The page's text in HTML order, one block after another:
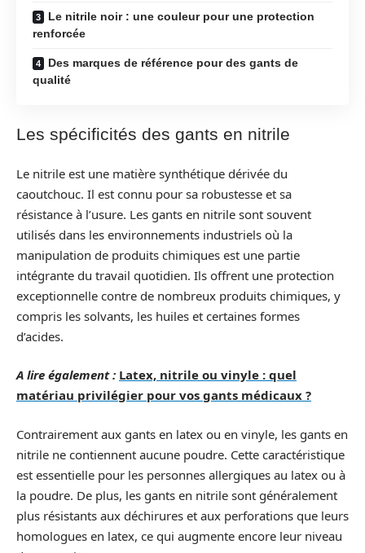
Le nitrile noir : une couleur pour une protection
renforcée
Des marques de référence pour des gants de
qualité
Les spécificités des gants en nitrile
Le nitrile est une matière synthétique dérivée du
caoutchouc. Il est connu pour sa robustesse et sa
résistance à l’usure. Les gants en nitrile sont souvent
utilisés dans les environnements industriels où la
manipulation de produits chimiques est une partie
intégrante du travail quotidien. Ils offrent une protection
exceptionnelle contre de nombreux produits chimiques, y
compris les solvants, les huiles et certaines formes
d’acides.
A lire également : Latex, nitrile ou vinyle : quel
matériau privilégier pour vos gants médicaux ?
Contrairement aux gants en latex ou en vinyle, les gants en
nitrile ne contiennent aucune poudre. Cette caractéristique
est essentielle pour les personnes allergiques au latex ou à
la poudre. De plus, les gants en nitrile sont généralement
plus résistants aux déchirures et aux perforations que leurs
homologues en latex, ce qui augmente encore leur niveau